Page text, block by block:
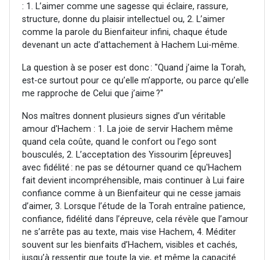
: 1. L’aimer comme une sagesse qui éclaire, rassure,
structure, donne du plaisir intellectuel ou, 2. L’aimer
comme la parole du Bienfaiteur infini, chaque étude
devenant un acte d’attachement à Hachem Lui-même.
La question à se poser est donc : "Quand j’aime la Torah,
est-ce surtout pour ce qu’elle m’apporte, ou parce qu’elle
me rapproche de Celui que j’aime ?"
Nos maîtres donnent plusieurs signes d’un véritable
amour d'Hachem : 1. La joie de servir Hachem même
quand cela coûte, quand le confort ou l’ego sont
bousculés, 2. L’acceptation des Yissourim [épreuves]
avec fidélité : ne pas se détourner quand ce qu'Hachem
fait devient incompréhensible, mais continuer à Lui faire
confiance comme à un Bienfaiteur qui ne cesse jamais
d’aimer, 3. Lorsque l’étude de la Torah entraîne patience,
confiance, fidélité dans l’épreuve, cela révèle que l’amour
ne s’arrête pas au texte, mais vise Hachem, 4. Méditer
souvent sur les bienfaits d’Hachem, visibles et cachés,